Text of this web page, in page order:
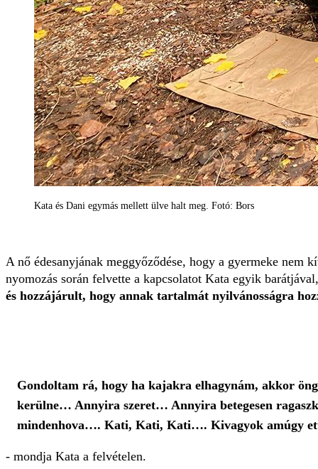
Kata és Dani egymás mellett ülve halt meg. Fotó: Bors
A nő édesanyjának meggyőződése, hogy a gyermeke nem
nyomozás során felvette a kapcsolatot Kata egyik
és hozzájárult, hogy annak tartalmát nyilvánosságra
Gondoltam rá, hogy ha kajakra elhagynám, akkor
kerülne… Annyira szeret… Annyira betegesen
mindenhova…. Kati, Kati, Kati…. Kivagyok amúgy
- mondja Kata a felvételen.